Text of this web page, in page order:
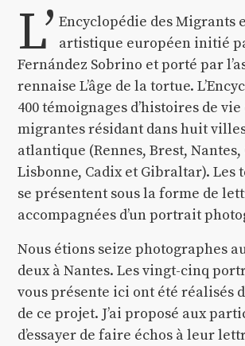
L’ Encyclopédie des Migrants
artistique européen initié
Fernández Sobrino et porté par
rennaise L’âge de la tortue.
400 témoignages d’histoires de
migrantes résidant dans huit
atlantique (Rennes, Brest, Nantes,
Lisbonne, Cadix et Gibraltar). Les
se présentent sous la forme de
accompagnées d’un portrait
Nous étions seize photographes
deux à Nantes. Les vingt-cinq
vous présente ici ont été réalisés
de ce projet. J’ai proposé aux
d’essayer de faire échos à leur